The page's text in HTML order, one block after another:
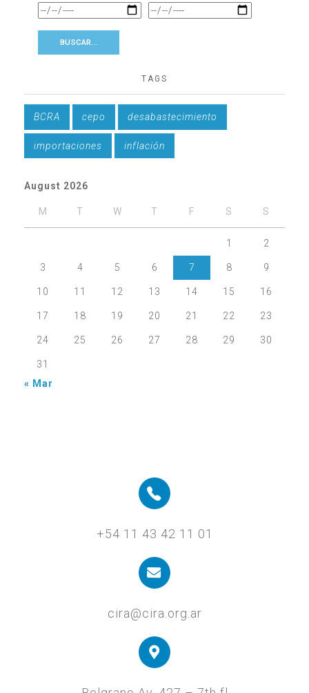
TAGS
BCRA cepo desabastecimiento
importaciones inflación
August 2026
M T W T F S S
1 2
3 4 5 6 7 8 9
10 11 12 13 14 15 16
17 18 19 20 21 22 23
24 25 26 27 28 29 30
31
« Mar
+54 11 43 42 11 01
cira@cira.org.ar